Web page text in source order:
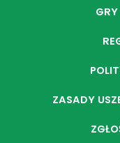
ZASADY